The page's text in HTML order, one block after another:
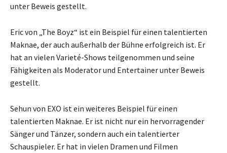
unter Beweis gestellt.
Eric von „The Boyz“ ist ein Beispiel für einen talentierten
Maknae, der auch außerhalb der Bühne erfolgreich ist. Er
hat an vielen Varieté-Shows teilgenommen und seine
Fähigkeiten als Moderator und Entertainer unter Beweis
gestellt.
Sehun von EXO ist ein weiteres Beispiel für einen
talentierten Maknae. Er ist nicht nur ein hervorragender
Sänger und Tänzer, sondern auch ein talentierter
Schauspieler. Er hat in vielen Dramen und Filmen